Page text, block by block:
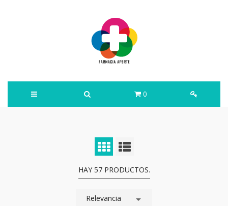
0
HAY 57 PRODUCTOS.
Relevancia 